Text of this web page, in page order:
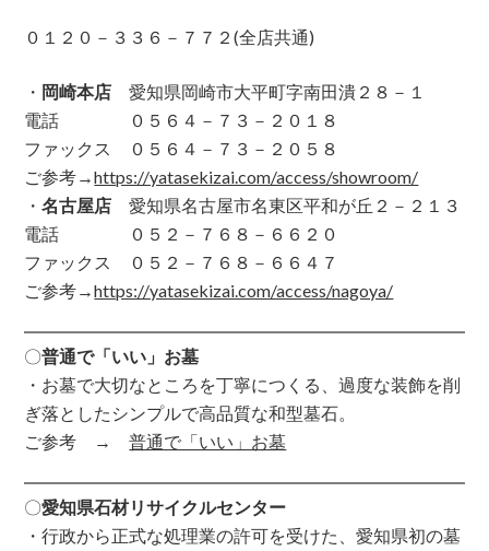
０１２０－３３６－７７２(全店共通)
・ 岡崎本店 愛知県岡崎市大平町字南田潰２８－１
電話 ０５６４－７３－２０１８
ファックス ０５６４－７３－２０５８
ご参考→https://yatasekizai.com/access/showroom/
・名古屋店 愛知県名古屋市名東区平和が丘２－２１３
電話 ０５２－７６８－６６２０
ファックス ０５２－７６８－６６４７
ご参考→https://yatasekizai.com/access/nagoya/
〇普通で「いい」お墓
・お墓で大切なところを丁寧につくる、過度な装飾を削
ぎ落としたシンプルで高品質な和型墓石。
ご参考 →普通で「いい」お墓
〇愛知県石材リサイクルセンター
・行政から正式な処理業の許可を受けた、愛知県初の墓